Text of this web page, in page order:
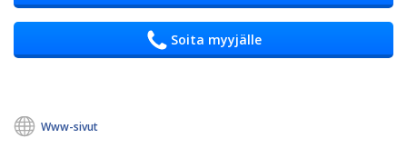
Soita myyjälle
Www-sivut